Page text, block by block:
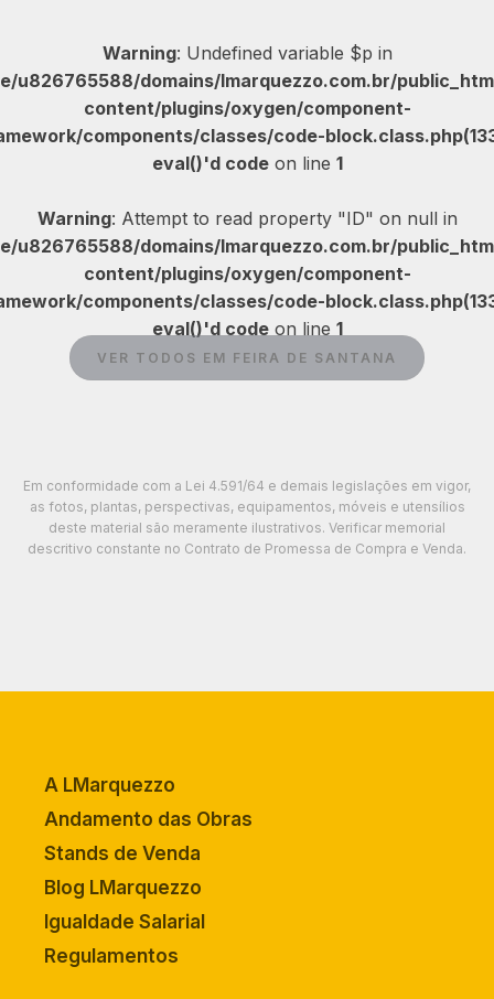
Warning: Undefined variable $p in
u826765588/domains/lmarquezzo.com.br/
content/plugins/oxygen/component-
components/classes/code-
eval()'d codeon line 1
Warning: Attempt to read property "ID" on null in
u826765588/domains/lmarquezzo.com.br/
content/plugins/oxygen/component-
components/classes/code-
eval()'d codeon line 1
VER TODOS EM FEIRA DE SANTANA
Em conformidade com a Lei 4.591/64 e demais legislações em vigor,
as fotos, plantas, perspectivas, equipamentos, móveis e utensílios
deste material são meramente ilustrativos. Verificar memorial
descritivo constante no Contrato de Promessa de Compra e Venda.
A LMarquezzo
Andamento das Obras
Stands de Venda
Blog LMarquezzo
Igualdade Salarial
Regulamentos